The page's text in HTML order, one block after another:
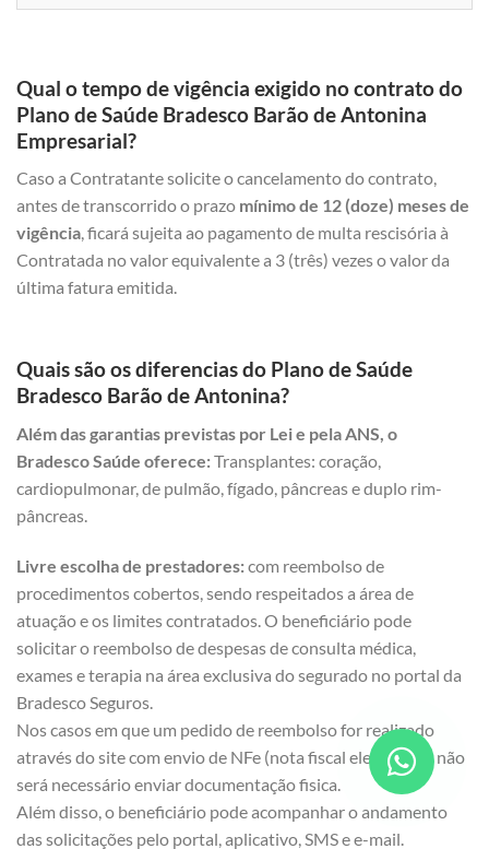
Qual o tempo de vigência exigido no contrato do
Plano de Saúde Bradesco Barão de Antonina
Empresarial?
Caso a Contratante solicite o cancelamento do contrato,
antes de transcorrido o prazo mínimo de 12 (doze) meses de
vigência, ficará sujeita ao pagamento de multa rescisória à
Contratada no valor equivalente a 3 (três) vezes o valor da
última fatura emitida.
Quais são os diferencias do Plano de Saúde
Bradesco Barão de Antonina?
Além das garantias previstas por Lei e pela ANS, o
Bradesco Saúde oferece:Transplantes: coração,
cardiopulmonar, de pulmão, fígado, pâncreas e duplo rim-
pâncreas.
Livre escolha de prestadores:com reembolso de
procedimentos cobertos, sendo respeitados a área de
atuação e os limites contratados. O beneficiário pode
solicitar o reembolso de despesas de consulta médica,
exames e terapia na área exclusiva do segurado no portal da
Bradesco Seguros.
Nos casos em que um pedido de reembolso for realizado
através do site com envio de NFe (nota fiscal eletrônica), não
será necessário enviar documentação fisica.
Além disso, o beneficiário pode acompanhar o andamento
das solicitações pelo portal, aplicativo, SMS e e-mail.